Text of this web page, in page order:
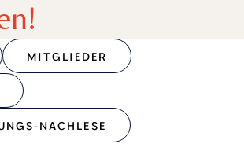
MITGLIEDER
NACHLESE